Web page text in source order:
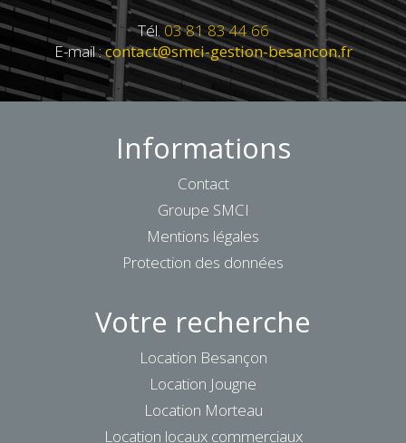
Tél.03 81 83 44 66
E-mail :contact@smci-gestion-besancon.fr
Informations
Contact
Groupe SMCI
Mentions légales
Protection des données
Votre recherche
Location Besançon
Location Jougne
Location Morteau
Location locaux commerciaux